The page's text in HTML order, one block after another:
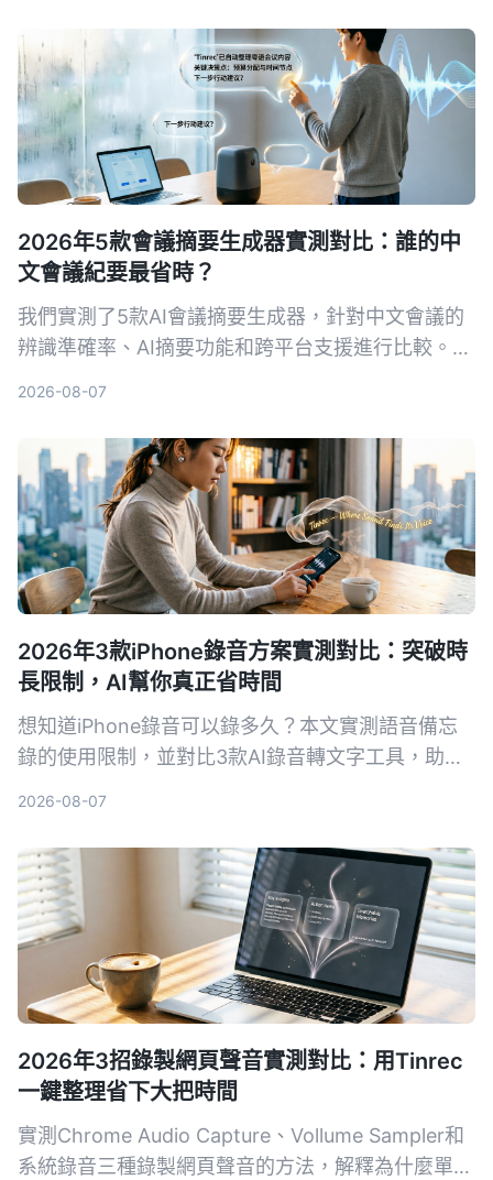
2026年5款會議摘要生成器實測對比：誰的中
文會議紀要最省時？
我們實測了5款AI會議摘要生成器，針對中文會議的
辨識準確率、AI摘要功能和跨平台支援進行比較。
2026-08-07
2026年3款iPhone錄音方案實測對比：突破時
長限制，AI幫你真正省時間
想知道iPhone錄音可以錄多久？本文實測語音備忘
錄的使用限制，並對比3款AI錄音轉文字工具，助你
2026-08-07
2026年3招錄製網頁聲音實測對比：用Tinrec
一鍵整理省下大把時間
實測Chrome Audio Capture、Vollume Sampler和
系統錄音三種錄製網頁聲音的方法，解釋為什麼單純